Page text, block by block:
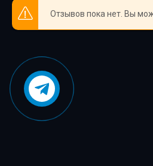
Отзывов пока нет. Вы